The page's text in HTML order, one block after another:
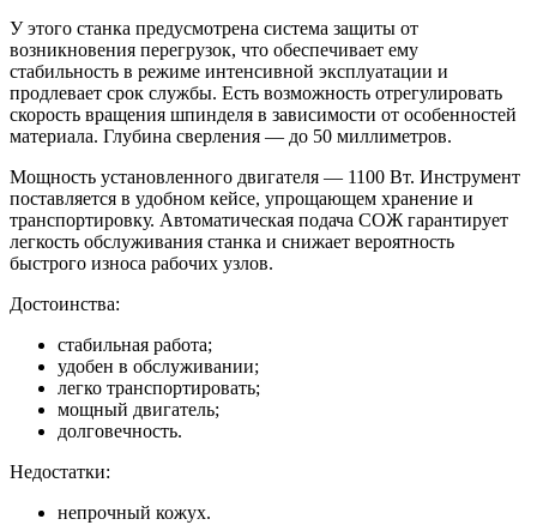
У этого станка предусмотрена система защиты от
возникновения перегрузок, что обеспечивает ему
стабильность в режиме интенсивной эксплуатации и
продлевает срок службы. Есть возможность отрегулировать
скорость вращения шпинделя в зависимости от особенностей
материала. Глубина сверления — до 50 миллиметров.
Мощность установленного двигателя — 1100 Вт. Инструмент
поставляется в удобном кейсе, упрощающем хранение и
транспортировку. Автоматическая подача СОЖ гарантирует
легкость обслуживания станка и снижает вероятность
быстрого износа рабочих узлов.
Достоинства:
стабильная работа;
удобен в обслуживании;
легко транспортировать;
мощный двигатель;
долговечность.
Недостатки:
непрочный кожух.